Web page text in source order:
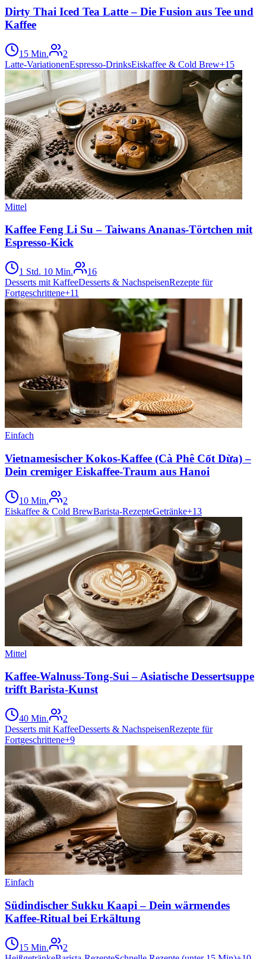
Dirty Thai Iced Tea Latte – Die Fusion aus Tee und
Kaffee
15 Min.
2
Latte-VariationenEspresso-DrinksEiskaffee & Cold Brew+15
Mittel
Kaffee Feng Li Su – Taiwans Ananas-Törtchen mit
Espresso-Kick
1 Std. 10 Min.
16
Desserts mit KaffeeDesserts & NachspeisenRezepte für
Fortgeschrittene+11
Einfach
Vietnamesischer Kokos-Kaffee (Cà Phê Cốt Dừa) –
Dein cremiger Eiskaffee-Traum aus Hanoi
10 Min.
2
Eiskaffee & Cold BrewBarista-RezepteGetränke+13
Mittel
Kaffee-Walnuss-Tong-Sui – Asiatische Dessertsuppe
trifft Barista-Kunst
40 Min.
2
Desserts mit KaffeeDesserts & NachspeisenRezepte für
Fortgeschrittene+9
Einfach
Südindischer Sukku Kaapi – Dein wärmendes
Kaffee-Ritual bei Erkältung
15 Min.
2